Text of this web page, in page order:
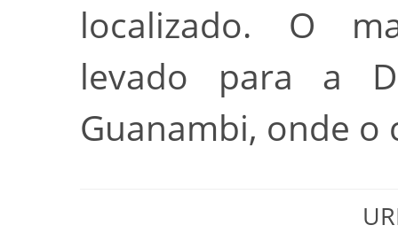
localizado. O
levado para a
Guanambi, onde o